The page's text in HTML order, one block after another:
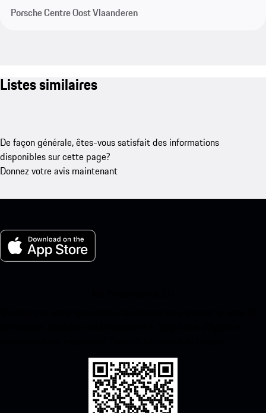
Porsche Centre Oost Vlaanderen
Listes similaires
De façon générale, êtes-vous satisfait des informations
disponibles sur cette page?
Donnez votre avis maintenant